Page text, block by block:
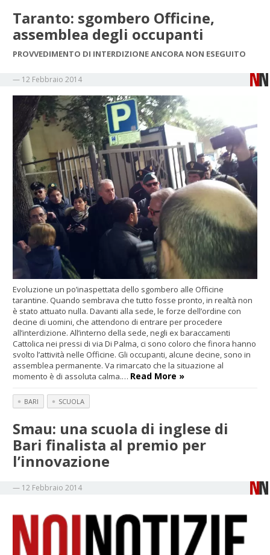
Taranto: sgombero Officine,
assemblea degli occupanti
PROVVEDIMENTO DI INTERDIZIONE ANCORA NON ESEGUITO
— 12 Febbraio 2014
Evoluzione un po’inaspettata dello sgombero alle Officine
tarantine. Quando sembrava che tutto fosse pronto, in realtà non
è stato attuato nulla. Davanti alla sede, le forze dell’ordine con
decine di uomini, che attendono di entrare per procedere
all’interdizione. All’interno della sede, negli ex baraccamenti
Cattolica nei pressi di via Di Palma, ci sono coloro che finora hanno
svolto l’attività nelle Officine. Gli occupanti, alcune decine, sono in
assemblea permanente. Va rimarcato che la situazione al
momento è di assoluta calma.… Read More »
BARI SCUOLA
Smau: una scuola di inglese di
Bari finalista al premio per
l’innovazione
— 12 Febbraio 2014